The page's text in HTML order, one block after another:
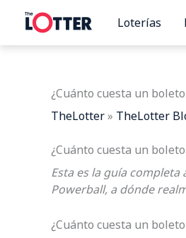
contenido
Loterías
¿Cuánto cuesta un
TheLotter» TheLotter
¿Cuánto cuesta un
Esta es la guía
Powerball, a dónde
¿Cuánto cuesta un